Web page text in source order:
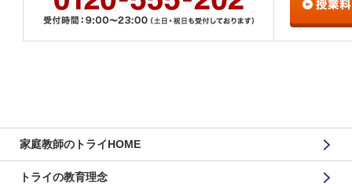
家庭教師のトライHOME
トライの教育理念